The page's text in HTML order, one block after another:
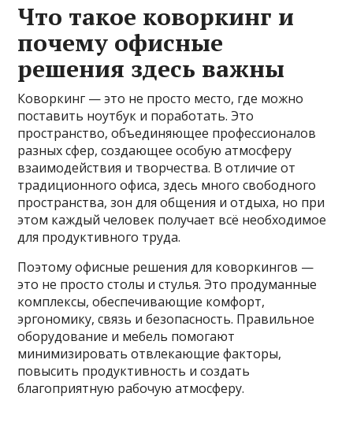
Что такое коворкинг и
почему офисные
решения здесь важны
Коворкинг — это не просто место, где можно
поставить ноутбук и поработать. Это
пространство, объединяющее профессионалов
разных сфер, создающее особую атмосферу
взаимодействия и творчества. В отличие от
традиционного офиса, здесь много свободного
пространства, зон для общения и отдыха, но при
этом каждый человек получает всё необходимое
для продуктивного труда.
Поэтому офисные решения для коворкингов —
это не просто столы и стулья. Это продуманные
комплексы, обеспечивающие комфорт,
эргономику, связь и безопасность. Правильное
оборудование и мебель помогают
минимизировать отвлекающие факторы,
повысить продуктивность и создать
благоприятную рабочую атмосферу.